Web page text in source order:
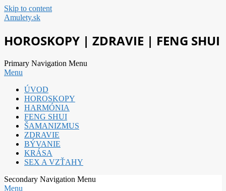
Skip to content
Amulety.sk
HOROSKOPY | ZDRAVIE | FENG SHUI
Primary Navigation Menu
Menu
ÚVOD
HOROSKOPY
HARMÓNIA
FENG SHUI
ŠAMANIZMUS
ZDRAVIE
BÝVANIE
KRÁSA
SEX A VZŤAHY
Secondary Navigation Menu
Menu